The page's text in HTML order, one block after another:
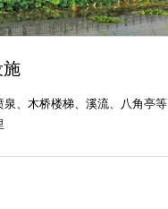
泉、木桥楼梯、溪流、八角亭等